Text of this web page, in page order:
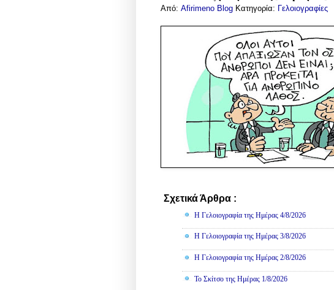
Από: Afirimeno Blog Κατηγορία: Γελοιογραφίες
Σχετικά Άρθρα :
Η Γελοιογραφία της Ημέρας 4/8/2026
Η Γελοιογραφία της Ημέρας 3/8/2026
Η Γελοιογραφία της Ημέρας 2/8/2026
Το Σκίτσο της Ημέρας 1/8/2026